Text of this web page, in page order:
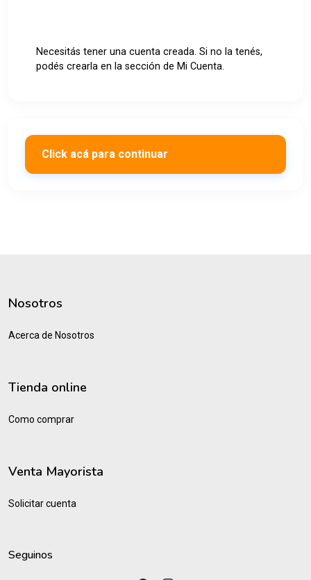
Necesitás tener una cuenta creada. Si no la tenés,
podés crearla en la sección de Mi Cuenta.
Click acá para continuar
Nosotros
Acerca de Nosotros
Tienda online
Como comprar
Venta Mayorista
Solicitar cuenta
Seguinos